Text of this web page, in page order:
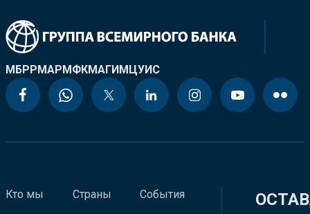
МБРРМАРМФКМАГИМЦУИС
Кто мы Страны События